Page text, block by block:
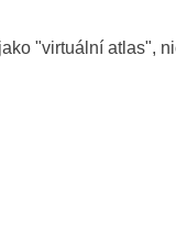
"virtuální atlas",